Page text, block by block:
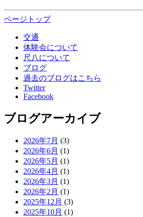
ページトップ
交通
体験会について
尺八について
ブログ
過去のブログはこちら
Twitter
Facebook
ブログアーカイブ
2026年7月 (3)
2026年6月 (1)
2026年5月 (1)
2026年4月 (1)
2026年3月 (1)
2026年2月 (1)
2025年12月 (3)
2025年10月 (1)